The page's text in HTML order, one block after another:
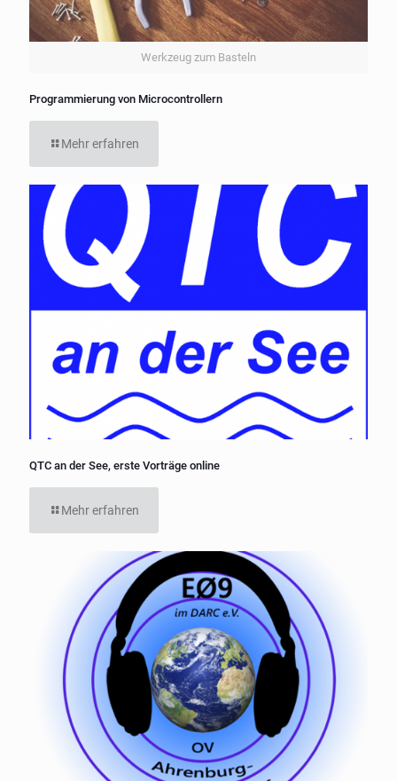
Werkzeug zum Basteln
Programmierung von Microcontrollern
Mehr erfahren
QTC an der See, erste Vorträge online
Mehr erfahren